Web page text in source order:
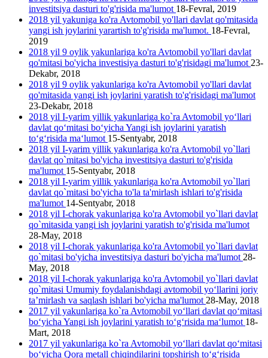
investitsiya dasturi to'g'risida ma'lumot 18-Fevral, 2019
2018 yil yakuniga ko'ra Avtomobil yo'llari davlat qo'mitasida
yangi ish joylarini yarartish to'g'risida ma'lumot. 18-Fevral,
2019
2018 yil 9 oylik yakunlariga ko'ra Avtomobil yo'llari davlat
qo'mitasi bo'yicha investisiya dasturi to'g'risidagi ma'lumot 23-
Dekabr, 2018
2018 yil 9 oylik yakunlariga ko'ra Avtomobil yo'llari davlat
qo'mitasida yangi ish joylarini yаratish to'g'risidagi ma'lumot
23-Dekabr, 2018
2018 yil I-yarim yillik yakunlariga ko`ra Avtomobil yo‘llari
davlat qo‘mitasi bo‘yicha Yangi ish joylarini yaratish
to‘g‘risida ma‘lumot 15-Sentyabr, 2018
2018 yil I-yarim yillik yakunlariga ko'ra Avtomobil yo`llari
davlat qo`mitasi bo'yicha investitsiya dasturi to'g'risida
ma'lumot 15-Sentyabr, 2018
2018 yil I-yarim yillik yakunlariga ko'ra Avtomobil yo`llari
davlat qo`mitasi bo'yicha to'la ta'mirlash ishlari to'g'risida
ma'lumot 14-Sentyabr, 2018
2018 yil I-chorak yakunlariga ko'ra Avtomobil yo`llari davlat
qo`mitasida yangi ish joylarini yaratish to'g'risida ma'lumot
28-May, 2018
2018 yil I-chorak yakunlariga ko'ra Avtomobil yo`llari davlat
qo`mitasi bo'yicha investitsiya dasturi bo'yicha ma'lumot 28-
May, 2018
2018 yil I-chorak yakunlariga ko'ra Avtomobil yo`llari davlat
qo`mitasi Umumiy foydalanishdagi avtomobil yo‘llarini joriy
ta’mirlash va saqlash ishlari bo'yicha ma'lumot 28-May, 2018
2017 yil yakunlariga ko`ra Avtomobil yo‘llari davlat qo‘mitasi
bo‘yicha Yangi ish joylarini yaratish to‘g‘risida ma‘lumot 18-
Mart, 2018
2017 yil yakunlariga ko`ra Avtomobil yo‘llari davlat qo‘mitasi
bo‘yicha Qora metall chiqindilarini topshirish to‘g‘risida